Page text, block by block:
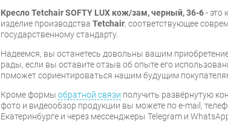
Кресло Tetchair SOFTY LUX кож/зам, черный, 36-6- это
изделие производства Tetchair, соответствующее
государственному стандарту.
Надеемся, вы останетесь довольны вашим
рады, если вы оставите отзыв об опыте его
поможет сориентироваться нашим будущим
Кроме формы обратной связи получить развёрнутую
фото и видеообзор продукции вы можете по e-mail,
Екатеринбурге и через мессенджеры Telegram и